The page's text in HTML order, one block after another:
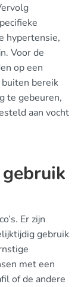
hypertensie,
Voor de
op een
bereik
te gebeuren,
aan vocht
Er zijn
gebruik
met een
of de andere